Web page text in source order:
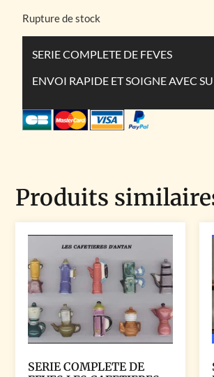
Rupture de stock
SERIE COMPLETE DE FEVES
ENVOI RAPIDE ET SOIGNE AVEC
Produits
SERIE COMPLETE DE